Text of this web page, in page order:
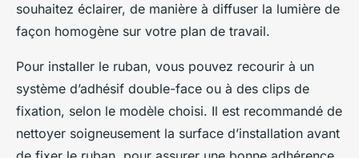
souhaitez éclairer, de manière à diffuser la lumière de
façon homogène sur votre plan de travail.
Pour installer le ruban, vous pouvez recourir à un
système d’adhésif double-face ou à des clips de
fixation, selon le modèle choisi. Il est recommandé de
nettoyer soigneusement la surface d’installation avant